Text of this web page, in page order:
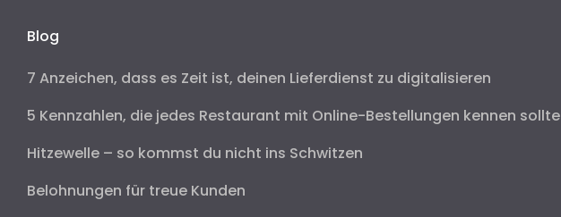
Blog
7 Anzeichen, dass es Zeit ist, deinen Lieferdienst zu digitalisieren
5 Kennzahlen, die jedes Restaurant mit Online-Bestellungen kennen sollte
Hitzewelle – so kommst du nicht ins Schwitzen
Belohnungen für treue Kunden